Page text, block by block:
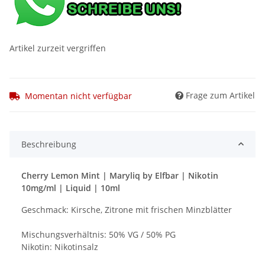
Artikel zurzeit vergriffen
Momentan nicht verfügbar Frage zum Artikel
Beschreibung
Cherry Lemon Mint | Maryliq by Elfbar | Nikotin
10mg/ml | Liquid | 10ml
Geschmack: Kirsche, Zitrone mit frischen Minzblätter
Mischungsverhältnis: 50% VG / 50% PG
Nikotin: Nikotinsalz